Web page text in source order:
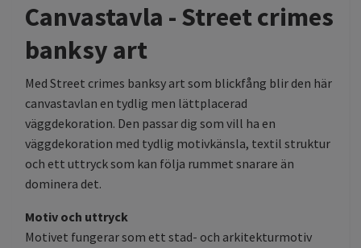
Canvastavla - Street crimes
banksy art
Med Street crimes banksy art som blickfång blir den här
canvastavlan en tydlig men lättplacerad
väggdekoration. Den passar dig som vill ha en
väggdekoration med tydlig motivkänsla, textil struktur
och ett uttryck som kan följa rummet snarare än
dominera det.
Motiv och uttryck
Motivet fungerar som ett stad- och arkitekturmotiv